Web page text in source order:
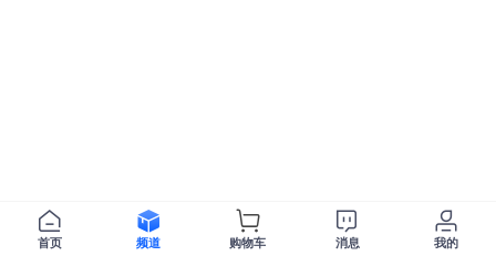
首页 频道 购物车 消息 我的